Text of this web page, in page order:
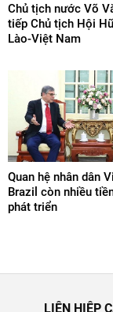
Chủ tịch nước Võ
tiếp Chủ tịch Hội
Lào-Việt Nam
Quan hệ nhân dân
Brazil còn nhiều
phát triển
LIÊN HIỆP